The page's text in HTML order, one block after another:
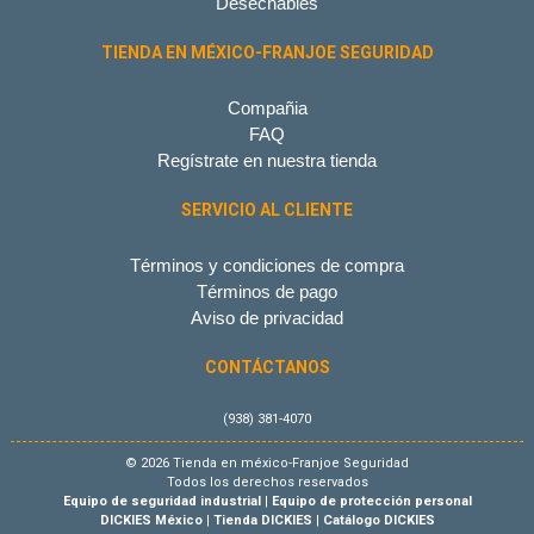
TIENDA EN MÉXICO-FRANJOE SEGURIDAD
Compañia
FAQ
Regístrate en nuestra tienda
SERVICIO AL CLIENTE
Términos y condiciones de compra
Términos de pago
Aviso de privacidad
CONTÁCTANOS
(938) 381-4070
© 2026 Tienda en méxico-Franjoe Seguridad
Todos los derechos reservados
Equipo de seguridad industrial| Equipo de protección personal
DICKIES México| Tienda DICKIES | Catálogo DICKIES